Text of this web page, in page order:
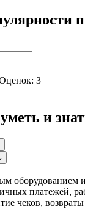
3
и
оборудованием
платежей,
чеков,